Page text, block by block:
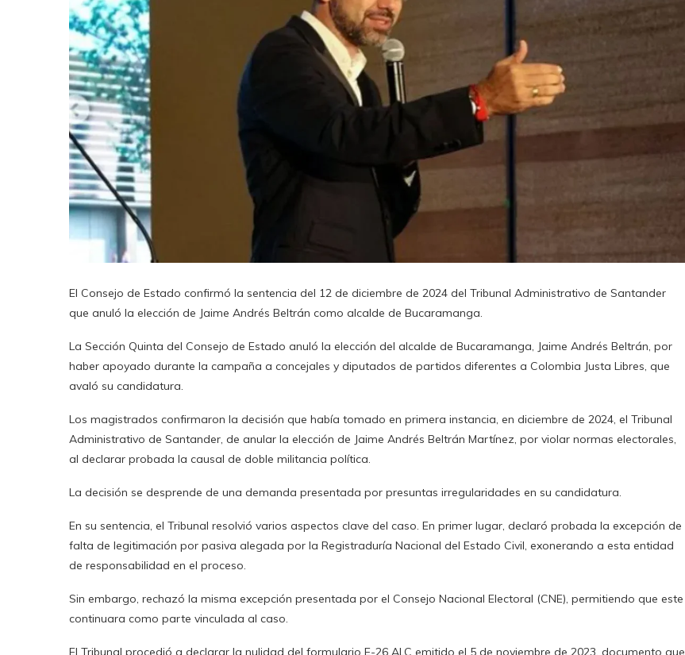
El Consejo de Estado confirmó la sentencia del 12 de diciembre de 2024 del Tribunal Administrativo de Santander
que anuló la elección de Jaime Andrés Beltrán como alcalde de Bucaramanga.
La Sección Quinta del Consejo de Estado anuló la elección del alcalde de Bucaramanga, Jaime Andrés Beltrán, por
haber apoyado durante la campaña a concejales y diputados de partidos diferentes a Colombia Justa Libres, que
avaló su candidatura.
Los magistrados confirmaron la decisión que había tomado en primera instancia, en diciembre de 2024, el Tribunal
Administrativo de Santander, de anular la elección de Jaime Andrés Beltrán Martínez, por violar normas electorales,
al declarar probada la causal de doble militancia política.
La decisión se desprende de una demanda presentada por presuntas irregularidades en su candidatura.
En su sentencia, el Tribunal resolvió varios aspectos clave del caso. En primer lugar, declaró probada la excepción de
falta de legitimación por pasiva alegada por la Registraduría Nacional del Estado Civil, exonerando a esta entidad
de responsabilidad en el proceso.
Sin embargo, rechazó la misma excepción presentada por el Consejo Nacional Electoral (CNE), permitiendo que este
continuara como parte vinculada al caso.
El Tribunal procedió a declarar la nulidad del formulario E-26 ALC emitido el 5 de noviembre de 2023, documento que